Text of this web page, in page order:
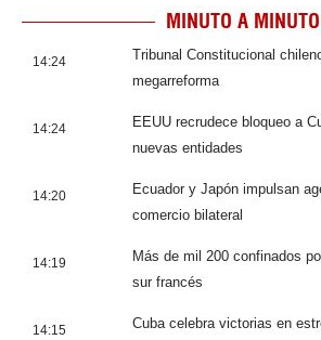
MINUTO A MINUTO
14:24
Tribunal Constitucional
megarreforma
14:24
EEUU recrudece bloqueo a
nuevas entidades
14:20
Ecuador y Japón impulsan
comercio bilateral
14:19
Más de mil 200 confinados
sur francés
14:15
Cuba celebra victorias en